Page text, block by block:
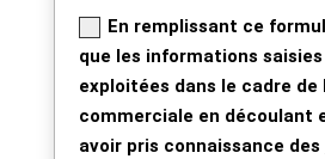
En remplissant ce
que les informations
exploitées dans le cadre de
commerciale en découlant
avoir pris connaissance des